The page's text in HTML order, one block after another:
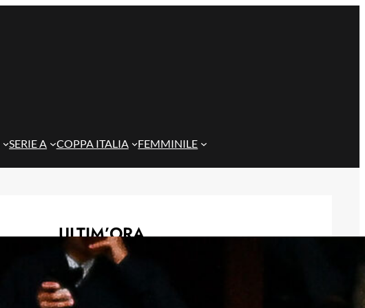
SERIE A COPPA ITALIA FEMMINILE
ULTIM’ORA